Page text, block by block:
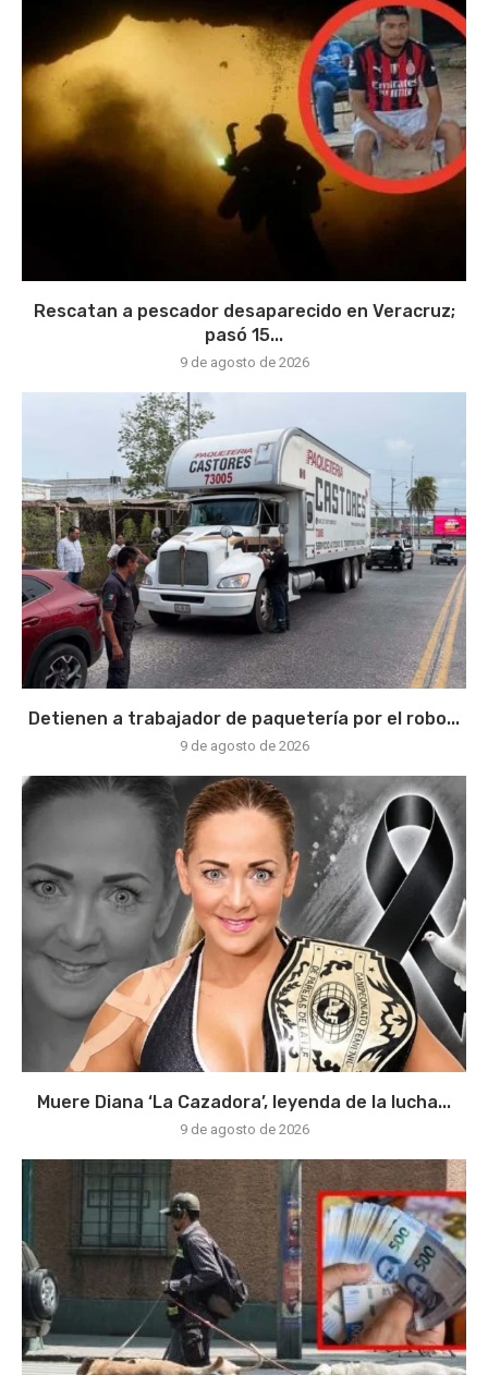
Rescatan a pescador desaparecido en Veracruz;
pasó 15...
9 de agosto de 2026
Detienen a trabajador de paquetería por el robo...
9 de agosto de 2026
Muere Diana ‘La Cazadora’, leyenda de la lucha...
9 de agosto de 2026